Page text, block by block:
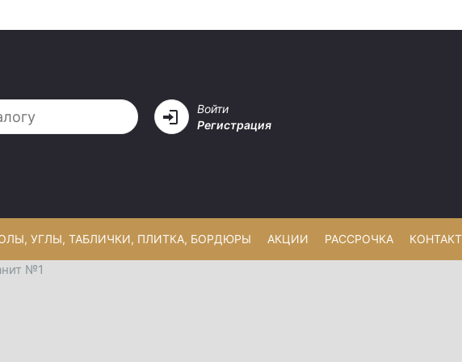
Войти
Регистрация
УГЛЫ, ТАБЛИЧКИ, ПЛИТКА, БОРДЮРЫ АКЦИИ РАССРОЧКА
№1